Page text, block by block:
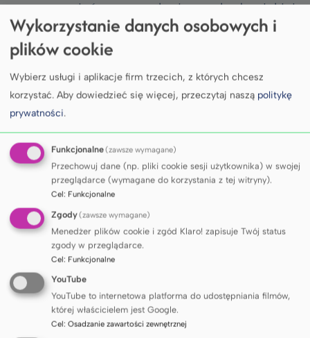
porozmawiać o nauce, karierze akademickiej,
najnowszych trendach badawczych oraz
praktycznych aspektach pracy naukowca.
wskazówek.
Wydarzenie po raz kolejny pokazało, jak
w walce z rakiem trzustki oraz jak dużą
wartość mają spotkania łączące naukowców
z różnych dziedzin.
Galeria zdjęć
Wykorzystanie danych osobowych i
plików cookie
Wybierz usługi i aplikacje firm trzecich, z których chcesz
korzystać. Aby dowiedzieć się więcej, przeczytaj naszą politykę
prywatności.
Funkcjonalne(zawsze wymagane)
Przechowuj dane (np. pliki cookie sesji użytkownika) w swojej
przeglądarce (wymagane do korzystania z tej witryny).
Cel: Funkcjonalne
Zgody(zawsze wymagane)
Menedżer plików cookie i zgód Klaro! zapisuje Twój status
zgody w przeglądarce.
Cel: Funkcjonalne
YouTube
YouTube to internetowa platforma do udostępniania filmów,
której właścicielem jest Google.
Cel: Osadzanie zawartości zewnętrznej